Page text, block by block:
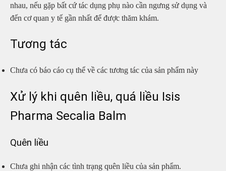
nhau, nếu gặp bất cứ tác dụng phụ nào cần ngưng sử dụng và
đến cơ quan y tế gần nhất để được thăm khám.
Tương tác
Chưa có báo cáo cụ thể về các tương tác của sản phẩm này
Xử lý khi quên liều, quá liều Isis
Pharma Secalia Balm
Quên liều
Chưa ghi nhận các tình trạng quên liều của sản phẩm.